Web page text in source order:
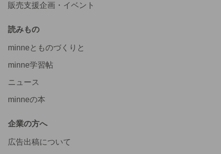
販売支援企画・イベント
読みもの
minneとものづくりと
minne学習帖
ニュース
minneの本
企業の方へ
広告出稿について